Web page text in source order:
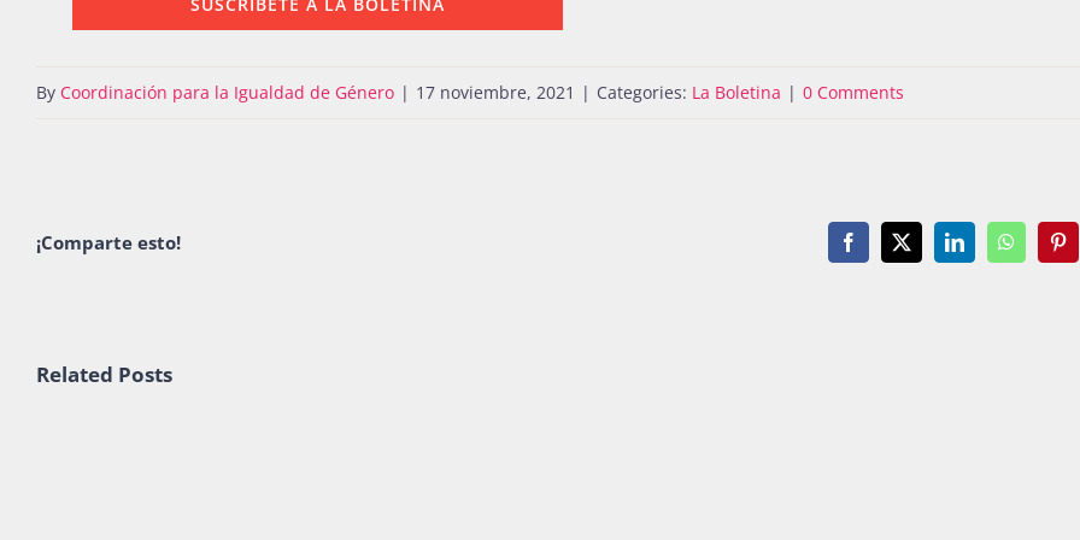
By Coordinación para la Igualdad de Género | 17 noviembre, 2021 | Categories: La Boletina | 0 Comments
¡Comparte esto! Facebook
X LinkedInWhatsApp
Related Posts